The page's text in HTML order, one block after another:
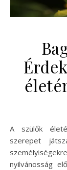
A szülők életében a gyermekek mindig különleges
szerepet
nyilvánosság